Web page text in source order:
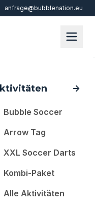
anfrage@bubblenation.eu
Bubble Soccer
Arrow Tag
XXL Soccer Darts
Kombi-Paket
Alle Aktivitäten
Der 110-…
Lesezeit
mit
Der